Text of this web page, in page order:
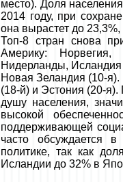
место). Доля
2014 году, при
она вырастет до 23,3%,
Топ-8 стран снова
Америку:
Нидерланды,
Новая Зеландия (10-я).
(18-й) и Эстония (20-
душу населения,
высокой
поддерживающей
часто обсуждается в
политике, так как
Исландии до 32% в